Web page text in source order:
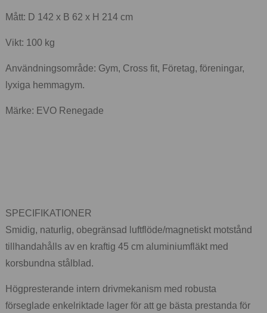
Mått: D 142 x B 62 x H 214 cm
Vikt: 100 kg
Användningsområde: Gym, Cross fit, Företag, föreningar,
lyxiga hemmagym.
Märke: EVO Renegade
SPECIFIKATIONER
Smidig, naturlig, obegränsad luftflöde/magnetiskt motstånd
tillhandahålls av en kraftig 45 cm aluminiumfläkt med
korsbundna stålblad.
Högpresterande intern drivmekanism med robusta
förseglade enkelriktade lager för att ge bästa prestanda för